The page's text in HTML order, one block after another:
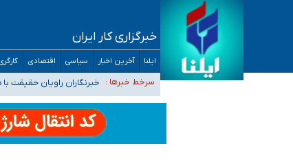
خبرگزاری کار ایران
ایلنا آخرین اخبار سیاسی اقتصادی
سرخط خبرها :
تعویق آزمون ورودی دکترای تخصصی
خبرنگاران راویان حقیقت با دغدغه نان،
آخرین وضعیت شیوع
هیچ پرستاری بازداشت یا اخراج نشده
ثبت‌نام بخش عمده دانش‌آموزان مدارس